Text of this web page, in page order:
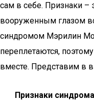
сам в себе. Признаки –
вооруженным глазом
синдромом Мэрилин
переплетаются,
вместе. Представим в
Признаки синдрома